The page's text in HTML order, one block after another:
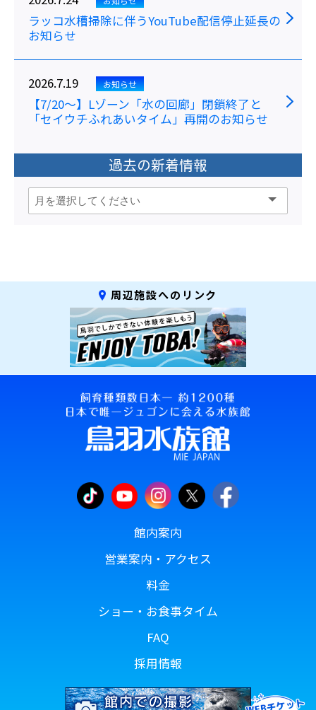
ラッコ水槽掃除に伴うYouTube配信停止延長の
お知らせ
2026.7.19 お知らせ
【7/20～】Lゾーン「水の回廊」閉鎖終了と
「セイウチふれあいタイム」再開のお知らせ
過去の新着情報
周辺施設へのリンク
館内案内
営業案内・アクセス
料金
ショー・お食事タイム
FAQ
採用情報